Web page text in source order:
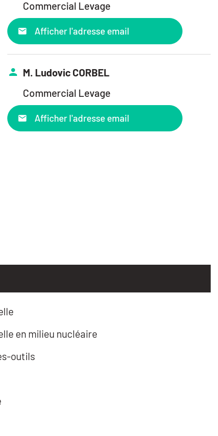
Commercial Levage
Afficher l'adresse email
M. Ludovic CORBEL
Commercial Levage
Afficher l'adresse email
en milieu nucléaire
outils